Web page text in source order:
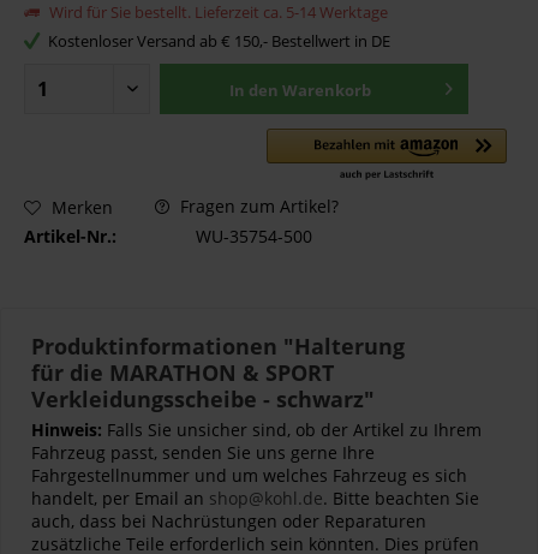
Wird für Sie bestellt. Lieferzeit ca. 5-14 Werktage
Kostenloser Versand ab € 150,- Bestellwert in DE
In den Warenkorb
Merken
Fragen zum Artikel?
Artikel-Nr.:
WU-35754-500
Produktinformationen "Halterung
für die MARATHON & SPORT
Verkleidungsscheibe - schwarz"
Hinweis: Falls Sie unsicher sind, ob der Artikel zu Ihrem
Fahrzeug passt, senden Sie uns gerne Ihre
Fahrgestellnummer und um welches Fahrzeug es sich
handelt, per Email an shop@kohl.de. Bitte beachten Sie
auch, dass bei Nachrüstungen oder Reparaturen
zusätzliche Teile erforderlich sein könnten. Dies prüfen